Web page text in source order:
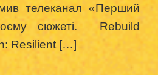
телеканал «Перший
сюжеті. Rebuild
Resilient […]